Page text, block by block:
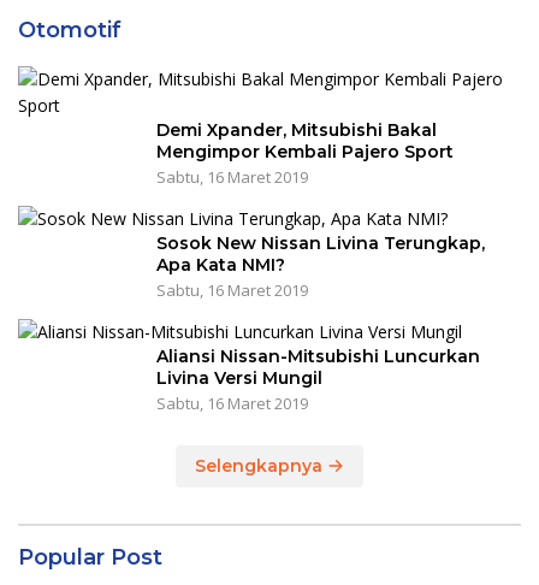
Otomotif
Demi Xpander, Mitsubishi Bakal
Mengimpor Kembali Pajero Sport
Sabtu, 16 Maret 2019
Sosok New Nissan Livina Terungkap,
Apa Kata NMI?
Sabtu, 16 Maret 2019
Aliansi Nissan-Mitsubishi Luncurkan
Livina Versi Mungil
Sabtu, 16 Maret 2019
Selengkapnya
Popular Post